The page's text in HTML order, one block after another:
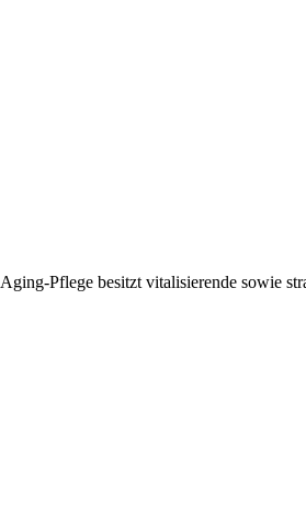
Pflege besitzt vitalisierende sowie